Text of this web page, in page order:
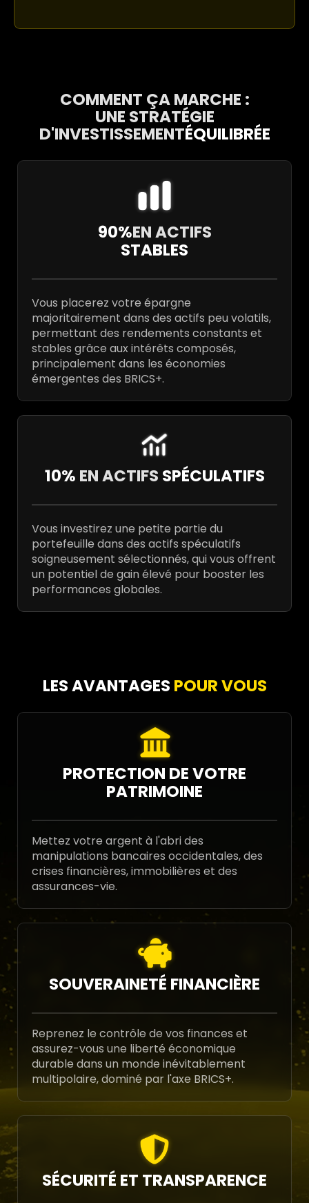
COMMENT ÇA MARCHE :
UNE STRATÉGIE
D'INVESTISSEMENTÉQUILIBRÉE
90%EN ACTIFS
STABLES
Vous placerez votre épargne
majoritairement dans des actifs peu volatils,
permettant des rendements constants et
stables grâce aux intérêts composés,
principalement dans les économies
émergentes des BRICS+.
10% EN ACTIFS SPÉCULATIFS
Vous investirez une petite partie du
portefeuille dans des actifs spéculatifs
soigneusement sélectionnés, qui vous offrent
un potentiel de gain élevé pour booster les
performances globales.
LES AVANTAGES POUR VOUS
PROTECTION DE VOTRE
PATRIMOINE
Mettez votre argent à l'abri des
manipulations bancaires occidentales, des
crises financières, immobilières et des
assurances-vie.
SOUVERAINETÉ FINANCIÈRE
Reprenez le contrôle de vos finances et
assurez-vous une liberté économique
durable dans un monde inévitablement
multipolaire, dominé par l'axe BRICS+.
SÉCURITÉ ET TRANSPARENCE